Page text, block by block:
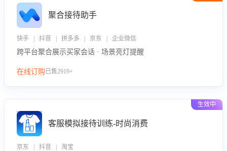
聚合接待助手
快手 | 抖音 | 拼多多 | 京东 | 企业微信
跨平台聚合展示买家会话 · 场景亮灯提醒
在线订购已售2919+
生效中
客服模拟接待训练-时尚消费
京东 | 抖音 | 淘宝